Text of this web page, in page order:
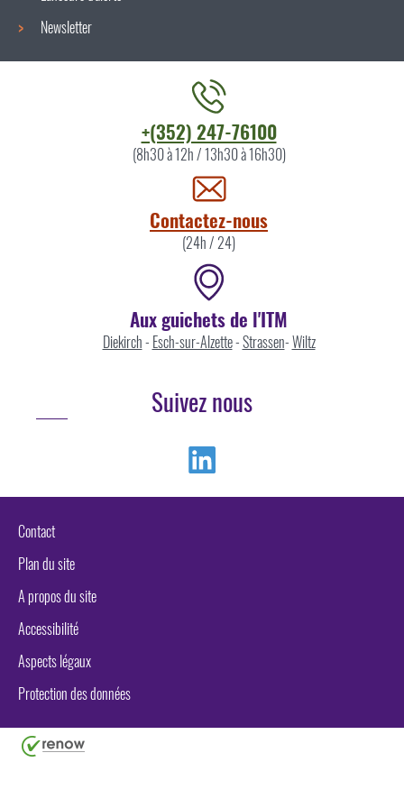
Newsletter
+(352) 247-76100
(8h30 à 12h / 13h30 à 16h30)
Contactez-nous
(24h / 24)
Aux guichets de l'ITM
Diekirch- Esch-sur-Alzette-Strassen-Wiltz
Suivez nous
Contact
Plan du site
A propos du site
Accessibilité
Aspects légaux
Protection des données